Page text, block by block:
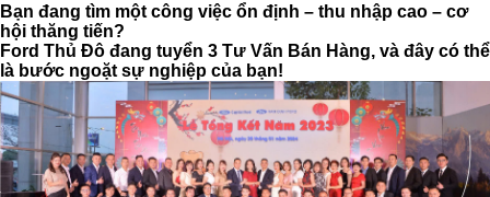
Bạn đang tìm một công việc ổn định – thu nhập cao – cơ
hội thăng tiến?
Ford Thủ Đô đang tuyển 3 Tư Vấn Bán Hàng, và đây có thể
là bước ngoặt sự nghiệp của bạn!